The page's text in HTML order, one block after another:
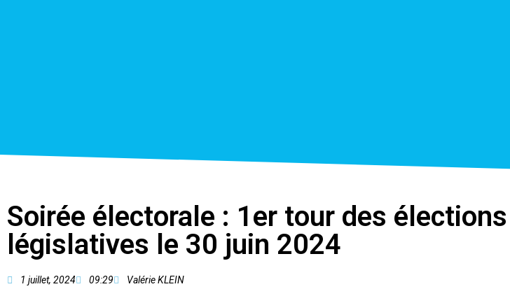
Soirée électorale : 1er tour des élections
législatives le 30 juin 2024
1 juillet, 2024 09:29 Valérie KLEIN